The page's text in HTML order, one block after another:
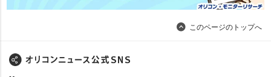
このページのトップへ